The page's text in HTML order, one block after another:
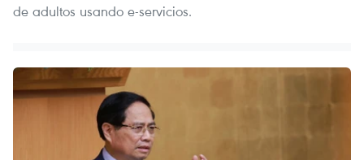
de adultos usando e-servicios.